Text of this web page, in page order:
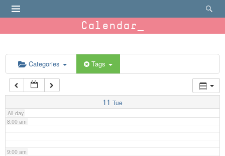
Calendar
Categories Tags
11 Tue
All-day
6:00 am
7:00 am
8:00 am
9:00 am